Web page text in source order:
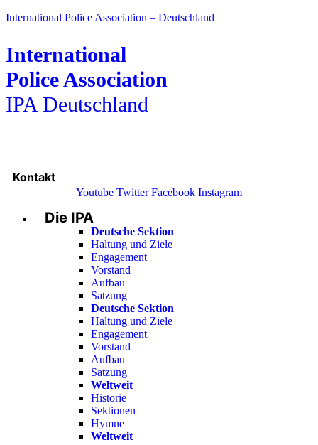
International Police Association – Deutschland
International
Police Association
IPA Deutschland
Kontakt
Youtube Twitter Facebook Instagram
Menu
Die IPA
Deutsche Sektion
Haltung und Ziele
Engagement
Vorstand
Aufbau
Satzung
Deutsche Sektion
Haltung und Ziele
Engagement
Vorstand
Aufbau
Satzung
Weltweit
Historie
Sektionen
Hymne
Weltweit